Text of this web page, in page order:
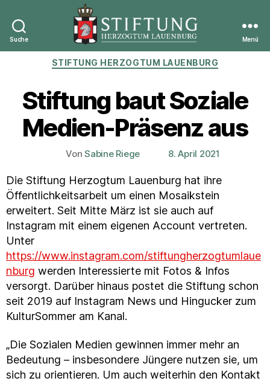
Suche
Stiftung
Herzogtum
Menü
Kategorien
STIFTUNG HERZOGTUM LAUENBURG
Stiftung baut Soziale
Medien-Präsenz aus
Beitragsautor
VonSabine Riege Veröffentlichungsdatum
8. April 2021
Die Stiftung Herzogtum Lauenburg hat ihre
Öffentlichkeitsarbeit um einen Mosaikstein
erweitert. Seit Mitte März ist sie auch auf
Instagram mit einem eigenen Account vertreten.
Unter
https://www.instagram.com/stiftungherzogtumlaue
nburg werden Interessierte mit Fotos & Infos
versorgt. Darüber hinaus postet die Stiftung schon
seit 2019 auf Instagram News und Hingucker zum
KulturSommer am Kanal.
„Die Sozialen Medien gewinnen immer mehr an
Bedeutung – insbesondere Jüngere nutzen sie, um
sich zu orientieren. Um auch weiterhin den Kontakt